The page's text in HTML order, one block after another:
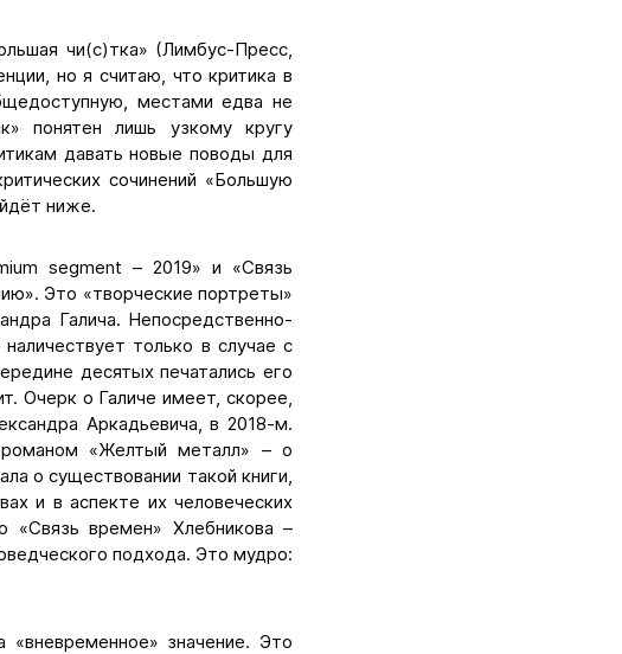
чи(с)тка» (Лимбус-Пресс,
но я считаю, что критика в
местами едва не
понятен лишь узкому кругу
давать новые поводы для
сочинений «Большую
ниже.
segment – 2019» и «Связь
Это «творческие портреты»
Галича. Непосредственно-
только в случае с
десятых печатались его
Очерк о Галиче имеет, скорее,
Аркадьевича, в 2018-м.
«Желтый металл» – о
о существовании такой книги,
и в аспекте их человеческих
«Связь времен» Хлебникова –
подхода. Это мудро:
значение. Это